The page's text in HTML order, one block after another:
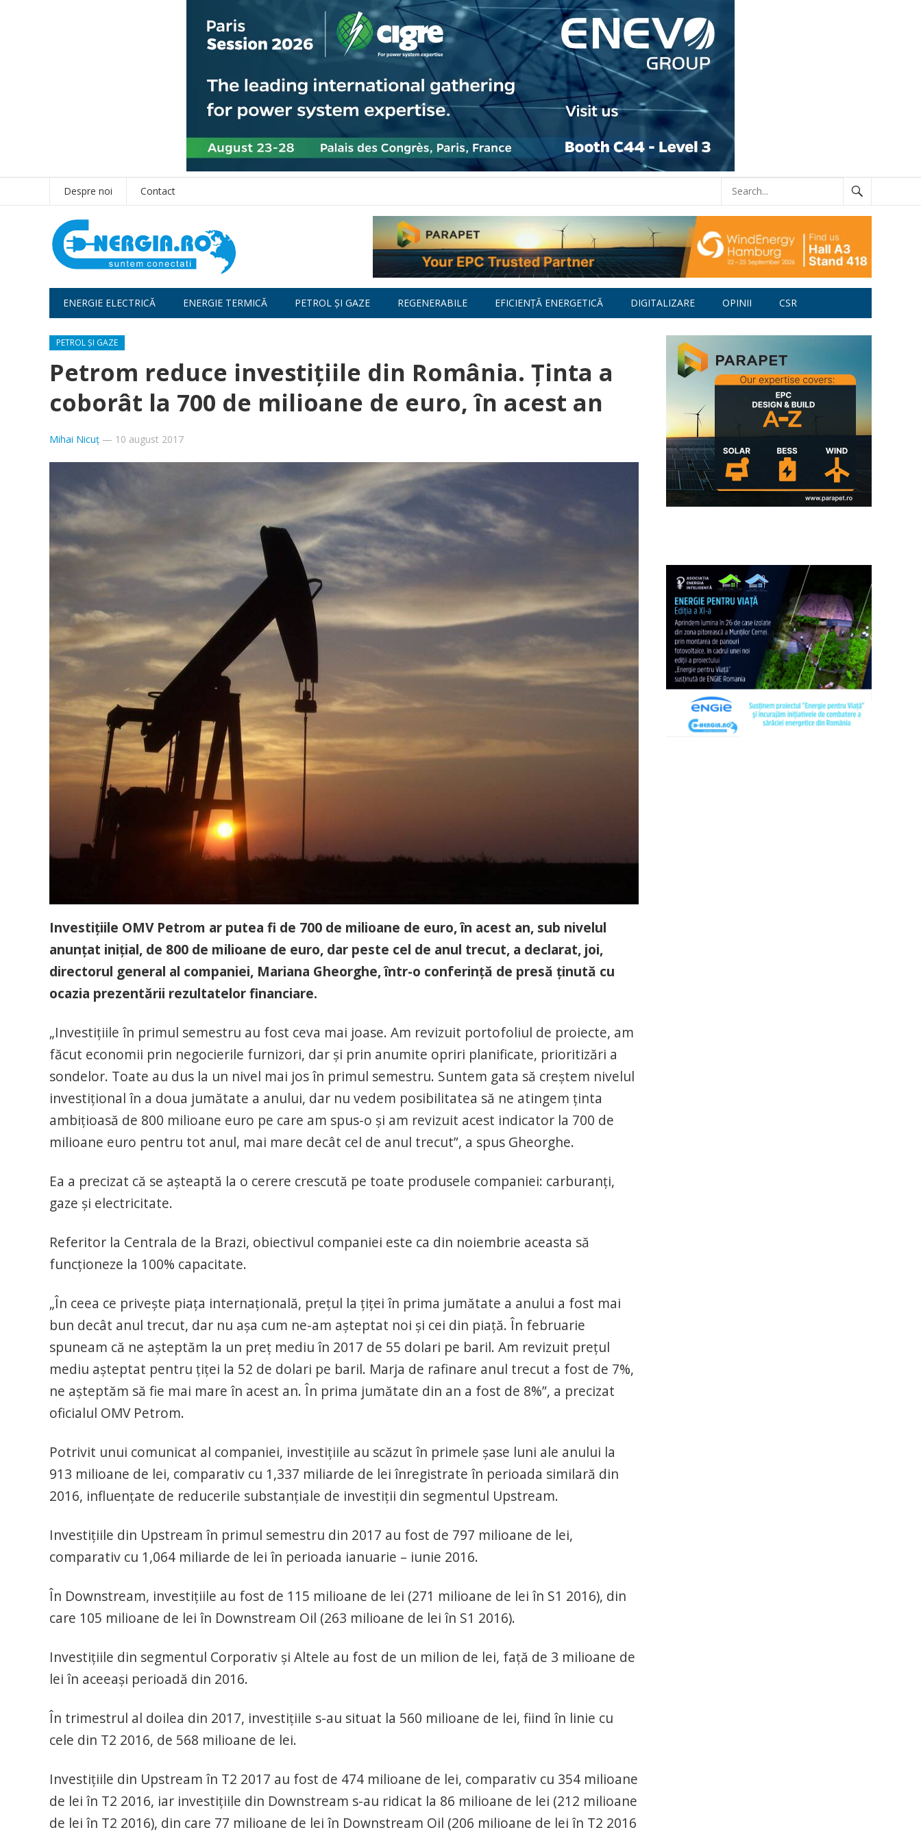
Despre noi Contact
ENERGIE ELECTRICĂ ENERGIE TERMICĂ PETROL ȘI GAZE REGENERABILE EFICIENȚĂ ENERGETICĂ DIGITALIZARE OPINII CSR
PETROL ȘI GAZE
Petrom reduce investiţiile din România. Ţinta a
coborât la 700 de milioane de euro, în acest an
Mihai Nicuț — 10 august 2017
Investiţiile OMV Petrom ar putea fi de 700 de milioane de euro, în acest an, sub nivelul
anunţat iniţial, de 800 de milioane de euro, dar peste cel de anul trecut, a declarat, joi,
directorul general al companiei, Mariana Gheorghe, într-o conferinţă de presă ţinută cu
ocazia prezentării rezultatelor financiare.
„Investiţiile în primul semestru au fost ceva mai joase. Am revizuit portofoliul de proiecte, am
făcut economii prin negocierile furnizori, dar şi prin anumite opriri planificate, prioritizări a
sondelor. Toate au dus la un nivel mai jos în primul semestru. Suntem gata să creştem nivelul
investiţional în a doua jumătate a anului, dar nu vedem posibilitatea să ne atingem ţinta
ambiţioasă de 800 milioane euro pe care am spus-o şi am revizuit acest indicator la 700 de
milioane euro pentru tot anul, mai mare decât cel de anul trecut”, a spus Gheorghe.
Ea a precizat că se aşteaptă la o cerere crescută pe toate produsele companiei: carburanţi,
gaze şi electricitate.
Referitor la Centrala de la Brazi, obiectivul companiei este ca din noiembrie aceasta să
funcţioneze la 100% capacitate.
„În ceea ce priveşte piaţa internaţională, preţul la ţiţei în prima jumătate a anului a fost mai
bun decât anul trecut, dar nu aşa cum ne-am aşteptat noi şi cei din piaţă. În februarie
spuneam că ne aşteptăm la un preţ mediu în 2017 de 55 dolari pe baril. Am revizuit preţul
mediu aşteptat pentru ţiţei la 52 de dolari pe baril. Marja de rafinare anul trecut a fost de 7%,
ne aşteptăm să fie mai mare în acest an. În prima jumătate din an a fost de 8%”, a precizat
oficialul OMV Petrom.
Potrivit unui comunicat al companiei, investiţiile au scăzut în primele şase luni ale anului la
913 milioane de lei, comparativ cu 1,337 miliarde de lei înregistrate în perioada similară din
2016, influenţate de reducerile substanţiale de investiţii din segmentul Upstream.
Investiţiile din Upstream în primul semestru din 2017 au fost de 797 milioane de lei,
comparativ cu 1,064 miliarde de lei în perioada ianuarie – iunie 2016.
În Downstream, investiţiile au fost de 115 milioane de lei (271 milioane de lei în S1 2016), din
care 105 milioane de lei în Downstream Oil (263 milioane de lei în S1 2016).
Investiţiile din segmentul Corporativ şi Altele au fost de un milion de lei, faţă de 3 milioane de
lei în aceeaşi perioadă din 2016.
În trimestrul al doilea din 2017, investiţiile s-au situat la 560 milioane de lei, fiind în linie cu
cele din T2 2016, de 568 milioane de lei.
Investiţiile din Upstream în T2 2017 au fost de 474 milioane de lei, comparativ cu 354 milioane
de lei în T2 2016, iar investiţiile din Downstream s-au ridicat la 86 milioane de lei (212 milioane
de lei în T2 2016), din care 77 milioane de lei în Downstream Oil (206 milioane de lei în T2 2016